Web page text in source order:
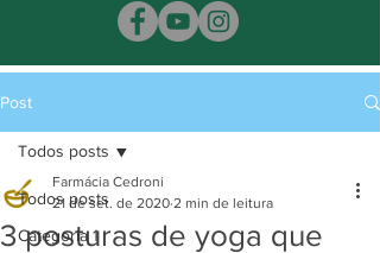
Post
Todos posts
Categoria 1
Todos posts
3 posturas de yoga que
Farmácia Cedroni
21 de set. de 2020 2 min de leitura